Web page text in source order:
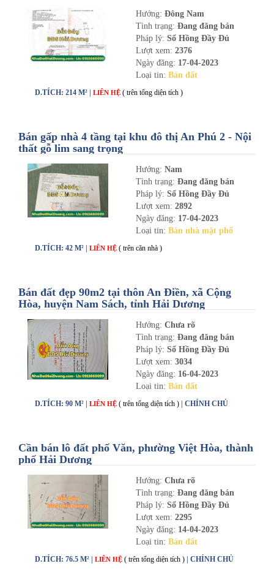
Hướng: Đông Nam
Tình trạng: Đang đăng bán
Pháp lý: Sổ Hồng Đầy Đủ
Lượt xem: 2376
Ngày đăng: 17-04-2023
Loại tin: Bán đất
D.TÍCH: 214 M² | LIÊN HỆ ( trên tổng diện tích )
Bán gấp nhà 4 tầng tại khu đô thị An Phú 2 - Nội
thất gỗ lim sang trọng
Hướng: Nam
Tình trạng: Đang đăng bán
Pháp lý: Sổ Hồng Đầy Đủ
Lượt xem: 2892
Ngày đăng: 17-04-2023
Loại tin: Bán nhà mặt phố
D.TÍCH: 42 M² | LIÊN HỆ ( trên căn nhà )
Bán đất đẹp 90m2 tại thôn An Điền, xã Cộng
Hòa, huyện Nam Sách, tỉnh Hải Dương
Hướng: Chưa rõ
Tình trạng: Đang đăng bán
Pháp lý: Sổ Hồng Đầy Đủ
Lượt xem: 3034
Ngày đăng: 16-04-2023
Loại tin: Bán đất
D.TÍCH: 90 M² | LIÊN HỆ ( trên tổng diện tích ) | CHÍNH CHỦ
Cần bán lô đất phố Văn, phường Việt Hòa, thành
phố Hải Dương
Hướng: Chưa rõ
Tình trạng: Đang đăng bán
Pháp lý: Sổ Hồng Đầy Đủ
Lượt xem: 2295
Ngày đăng: 14-04-2023
Loại tin: Bán đất
D.TÍCH: 76.5 M² | LIÊN HỆ ( trên tổng diện tích ) | CHÍNH CHỦ